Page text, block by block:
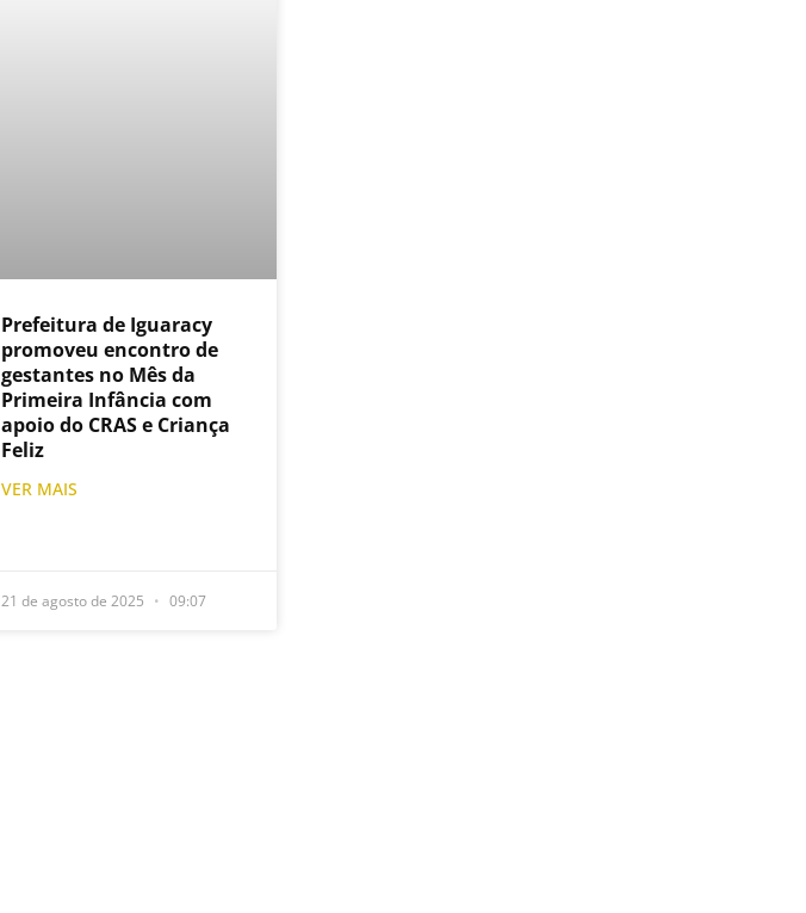
Prefeitura de Iguaracy
promoveu encontro de
gestantes no Mês da
Primeira Infância com
apoio do CRAS e Criança
Feliz
VER MAIS
21 de agosto de 2025 09:07